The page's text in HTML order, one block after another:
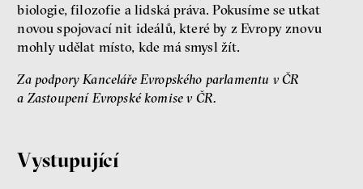
biologie, filozofie a lidská práva. Pokusíme se utkat
novou spojovací nit ideálů, které by z Evropy znovu
mohly udělat místo, kde má smysl žít.
Za podpory Kanceláře Evropského parlamentu v ČR
a Zastoupení Evropské komise v ČR.
Vystupující